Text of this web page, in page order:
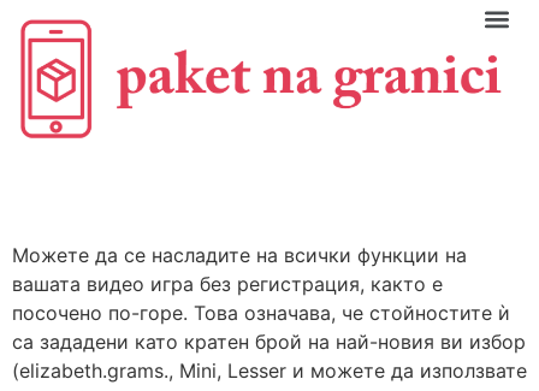
Можете да се насладите на всички функции на
вашата видео игра без регистрация, както е
посочено по-горе. Това означава, че стойностите ѝ
са зададени като кратен брой на най-новия ви избор
(elizabeth.grams., Mini, Lesser и можете да използвате